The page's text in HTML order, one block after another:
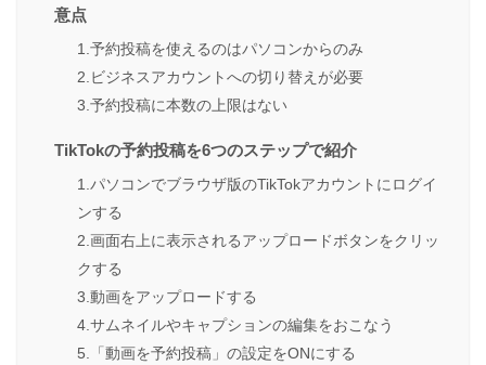
意点
1.予約投稿を使えるのはパソコンからのみ
2.ビジネスアカウントへの切り替えが必要
3.予約投稿に本数の上限はない
TikTokの予約投稿を6つのステップで紹介
1.パソコンでブラウザ版のTikTokアカウントにログイ
ンする
2.画面右上に表示されるアップロードボタンをクリッ
クする
3.動画をアップロードする
4.サムネイルやキャプションの編集をおこなう
5.「動画を予約投稿」の設定をONにする